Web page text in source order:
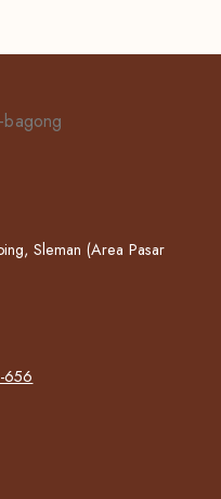
Sleman (Area Pasar
656